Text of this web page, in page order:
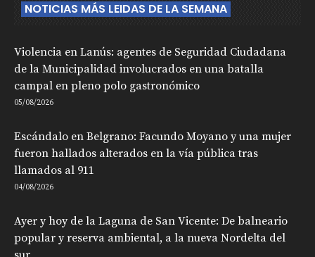
NOTICIAS MÁS LEIDAS DE LA SEMANA
Violencia en Lanús: agentes de Seguridad Ciudadana
de la Municipalidad involucrados en una batalla
campal en pleno polo gastronómico
05/08/2026
Escándalo en Belgrano: Facundo Moyano y una mujer
fueron hallados alterados en la vía pública tras
llamados al 911
04/08/2026
Ayer y hoy de la Laguna de San Vicente: De balneario
popular y reserva ambiental, a la nueva Nordelta del